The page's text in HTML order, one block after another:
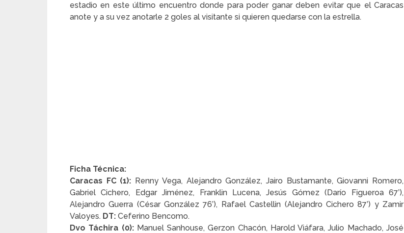
estadio en este último encuentro donde para poder ganar deben evitar que el Caracas
anote y a su vez anotarle 2 goles al visitante si quieren quedarse con la estrella.
Ficha Técnica:
Caracas FC (1): Renny Vega, Alejandro González, Jairo Bustamante, Giovanni Romero,
Gabriel Cichero, Edgar Jiménez, Franklin Lucena, Jesús Gómez (Darío Figueroa 67’),
Alejandro Guerra (César González 76’), Rafael Castellin (Alejandro Cichero 87’) y Zamir
Valoyes. DT: Ceferino Bencomo.
Dvo Táchira (0):Manuel Sanhouse, Gerzon Chacón, Harold Viáfara, Julio Machado, José